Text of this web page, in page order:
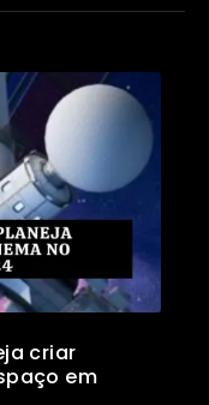
criar
em